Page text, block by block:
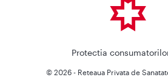
Protectia
© 2026 - Reteaua Privata de